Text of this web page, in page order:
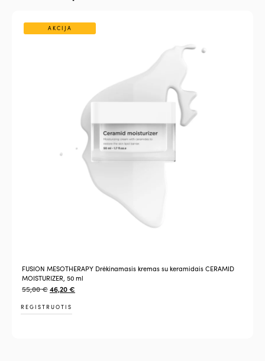
AKCIJA
FUSION MESOTHERAPY Drėkinamasis kremas su keramidais CERAMID
MOISTURIZER, 50 ml
55,00€46,20€
REGISTRUOTIS